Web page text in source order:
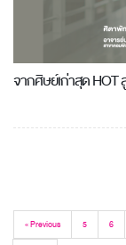
จากศิษย์เก่าสุด HOT
« Previous 5 6